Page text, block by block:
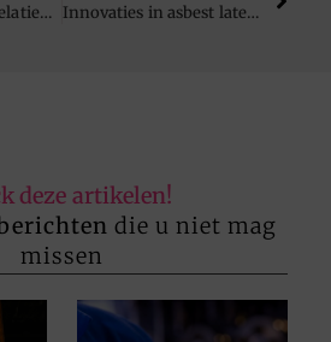
Top 10 exclusieve relatiegeschenken die een blijvende indruk maken Innovaties in asbest laten verwijderen
deze artikelen!
die u niet mag
missen